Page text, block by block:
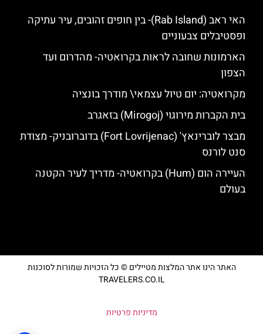
האי ראב (Rab Island)- בין חופים זהובים, עיר עתיקה
ופסטיבלים צבעוניים
הארמונות שחובה לראות בקרואטיה- מהדרום ועד
הצפון
מקרואטיה: יום טיול עצמאי\ מודרך בונציה
בית הקברות מירוגוי (Mirogoj) בזאגרב
מבצר לוברינאץ' (Fort Lovrijenac) בדוברובניק- מצודת
סנט לורנס
העיירה הום (Hum) בקרואטיה- מדריך לעיר הקטנה
בעולם
האתר הינו אתר המלצות מטיילים © כל הזכויות שמורות לסוכנות
TRAVELERS.CO.IL
מדיניות פרטיות